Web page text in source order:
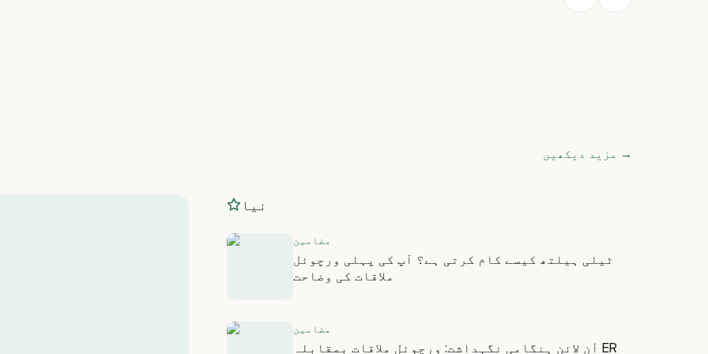
مزید دیکھیں →
نیا
مضامین
ٹیلی ہیلتھ کیسے کام کرتی ہے؟ آپ کی پہلی ورچوئل
ملاقات کی وضاحت
مضامین
آن لائن ہنگامی نگہداشت: ورچوئل ملاقات بمقابلہ ER